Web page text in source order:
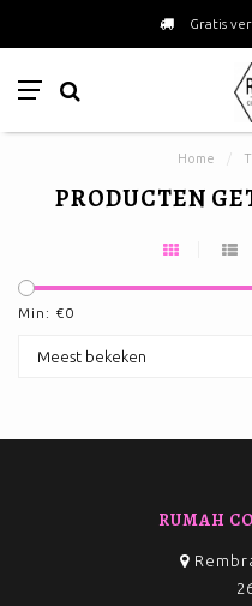
Gratis
Home
PRODUCTEN
Min: €0
RUMAH